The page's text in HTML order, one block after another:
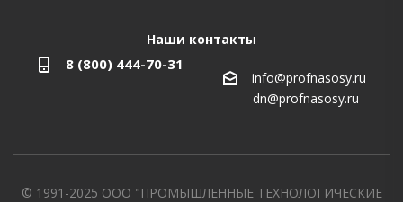
Наши контакты
8 (800) 444-70-31
info@profnasosy.ru
dn@profnasosy.ru
© 1991-2025 ООО "ПРОМЫШЛЕННЫЕ ТЕХНОЛОГИЧЕСКИЕ